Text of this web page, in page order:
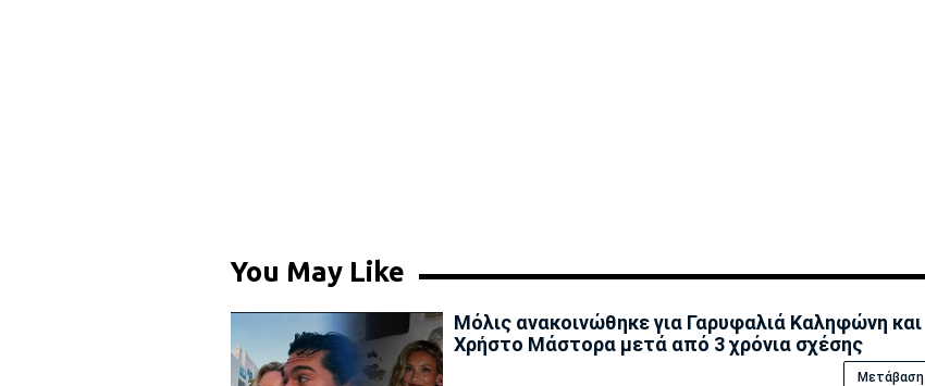
You May Like
Μόλις ανακοινώθηκε για Γαρυφαλιά Καληφώνη και
Χρήστο Μάστορα μετά από 3 χρόνια σχέσης
Μετάβαση